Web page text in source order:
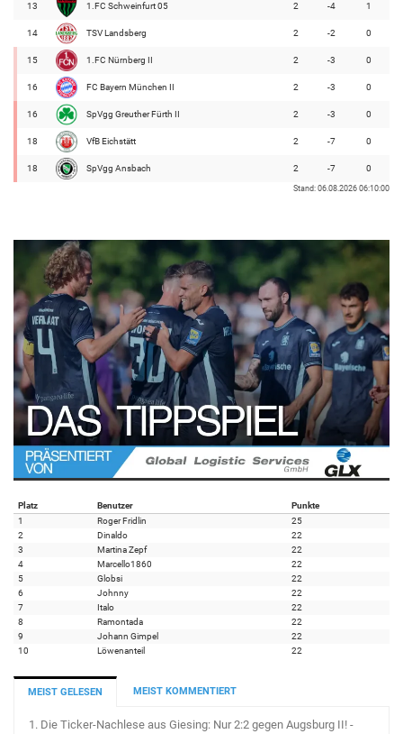
13 1.FC Schweinfurt 05 2 -4 1
14 TSV Landsberg 2 -2 0
15 1.FC Nürnberg II 2 -3 0
16 FC Bayern München II 2 -3 0
16 SpVgg Greuther Fürth II 2 -3 0
18 VfB Eichstätt 2 -7 0
18 SpVgg Ansbach 2 -7 0
Stand: 06.08.2026 06:10:00
Platz Benutzer
Punkte
1
Roger Fridlin
25
2
Dinaldo
22
3
Martina Zepf
22
4
Marcello1860
22
5
Globsi
22
6
Johnny
22
7
Italo
22
8
Ramontada
22
9
Johann Gimpel
22
10
Löwenanteil 22
MEIST GELESEN MEIST KOMMENTIERT
1. Die Ticker-Nachlese aus Giesing: Nur 2:2 gegen Augsburg II! -